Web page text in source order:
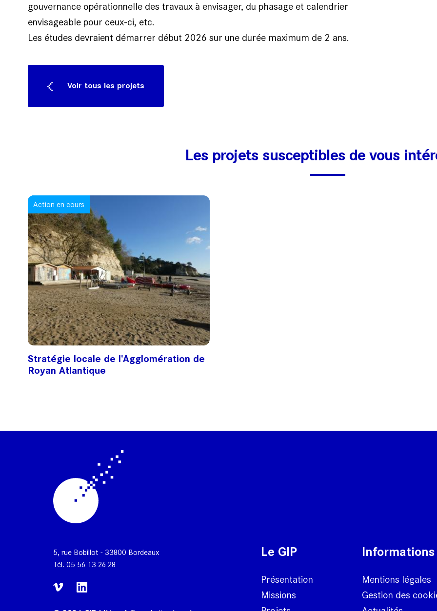
gouvernance opérationnelle des travaux à envisager, du phasage et calendrier
envisageable pour ceux-ci, etc.
Les études devraient démarrer début 2026 sur une durée maximum de 2 ans.
Voir tous les projets
Les projets susceptibles de vous
Action en cours
Stratégie locale de l'Agglomération de
Royan Atlantique
5, rue Bobillot - 33800 Bordeaux
Tél. 05 56 13 26 28
Le GIP
Présentation
Missions
Informations
Mentions légales
Gestion des